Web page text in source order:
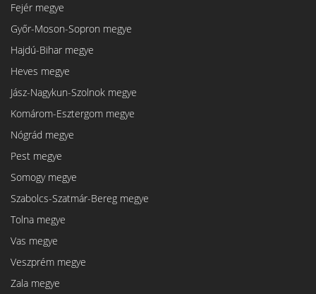
Fejér megye
Győr-Moson-Sopron megye
Hajdú-Bihar megye
Heves megye
Jász-Nagykun-Szolnok megye
Komárom-Esztergom megye
Nógrád megye
Pest megye
Somogy megye
Szabolcs-Szatmár-Bereg megye
Tolna megye
Vas megye
Veszprém megye
Zala megye